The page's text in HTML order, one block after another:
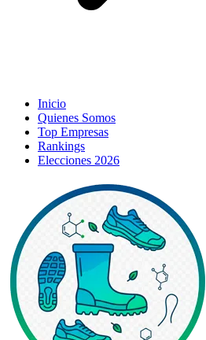
Inicio
Quienes Somos
Top Empresas
Rankings
Elecciones 2026